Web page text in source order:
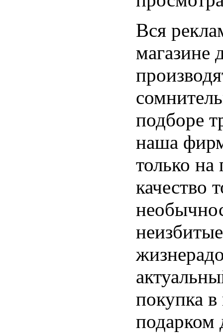
Вся
магазине
подборе
наша
только на
качество
покупка
подарком